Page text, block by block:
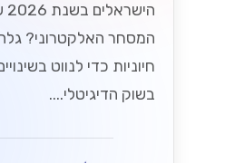
המסחר האלקטרוני?
חיוניות כדי לנווט
בשוק הדיגיטלי....